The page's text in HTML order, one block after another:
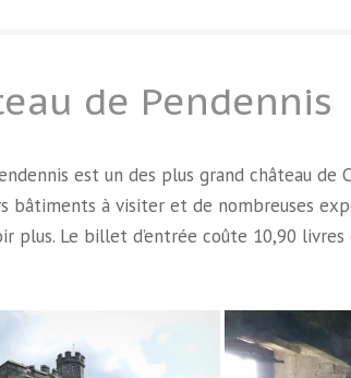
de Pendennis
est un des plus grand château de
bâtiments à visiter et de nombreuses
plus. Le billet d’entrée coûte 10,90